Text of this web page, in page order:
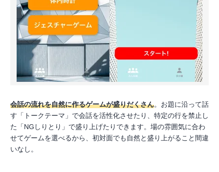
会話の流れを自然に作るゲームが盛りだくさん。お題に沿って話
す「トークテーマ」で会話を活性化させたり、特定の行を禁止し
た「NGしりとり」で盛り上げたりできます。場の雰囲気に合わ
せてゲームを選べるから、初対面でも自然と盛り上がること間違
いなし。